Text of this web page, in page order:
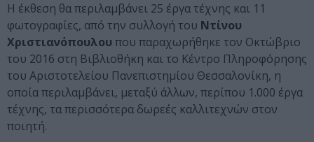
Η έκθεση θα περιλαμβάνει 25 έργα τέχνης και 11
φωτογραφίες, από την συλλογή του Ντίνου
Χριστιανόπουλου που παραχωρήθηκε τον Οκτώβριο
του 2016 στη Βιβλιοθήκη και το Κέντρο Πληροφόρησης
του Αριστοτελείου Πανεπιστημίου Θεσσαλονίκη, η
οποία περιλαμβάνει, μεταξύ άλλων, περίπου 1.000 έργα
τέχνης, τα περισσότερα δωρεές καλλιτεχνών στον
ποιητή.